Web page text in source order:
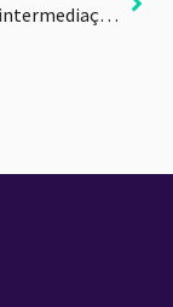
Como a desintermediação afeta o seu veículo de comunicação?